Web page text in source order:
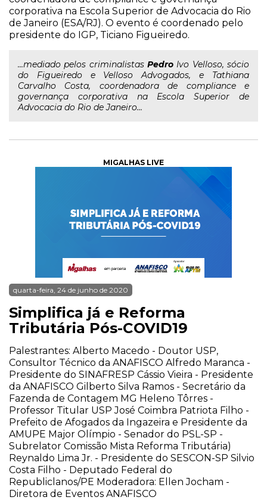
corporativa na Escola Superior de Advocacia do Rio
de Janeiro (ESA/RJ). O evento é coordenado pelo
presidente do IGP, Ticiano Figueiredo.
...mediado pelos criminalistas Pedro Ivo Velloso, sócio
do Figueiredo e Velloso Advogados, e Tathiana
Carvalho Costa, coordenadora de compliance e
governança corporativa na Escola Superior de
Advocacia do Rio de Janeiro...
MIGALHAS LIVE
quarta-feira, 24 de junho de 2020
Simplifica já e Reforma
Tributária Pós-COVID19
Palestrantes: Alberto Macedo - Doutor USP,
Consultor Técnico da ANAFISCO Alfredo Maranca -
Presidente do SINAFRESP Cássio Vieira - Presidente
da ANAFISCO Gilberto Silva Ramos - Secretário da
Fazenda de Contagem MG Heleno Tôrres -
Professor Titular USP José Coimbra Patriota Filho -
Prefeito de Afogados da Ingazeira e Presidente da
AMUPE Major Olímpio - Senador do PSL-SP -
Subrelator Comissão Mista Reforma Tributária)
Reynaldo Lima Jr. - Presidente do SESCON-SP Silvio
Costa Filho - Deputado Federal do
Republiclanos/PE Moderadora: Ellen Jocham -
Diretora de Eventos ANAFISCO